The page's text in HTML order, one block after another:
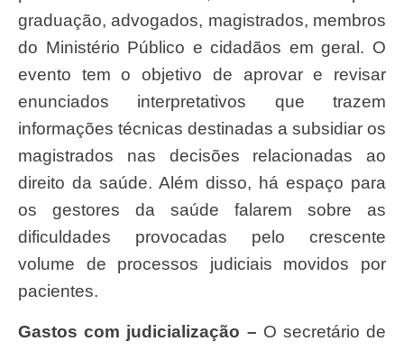
graduação, advogados, magistrados, membros
do Ministério Público e cidadãos em geral. O
evento tem o objetivo de aprovar e revisar
enunciados interpretativos que trazem
informações técnicas destinadas a subsidiar os
magistrados nas decisões relacionadas ao
direito da saúde. Além disso, há espaço para
os gestores da saúde falarem sobre as
dificuldades provocadas pelo crescente
volume de processos judiciais movidos por
pacientes.
Gastos com judicialização – O secretário de